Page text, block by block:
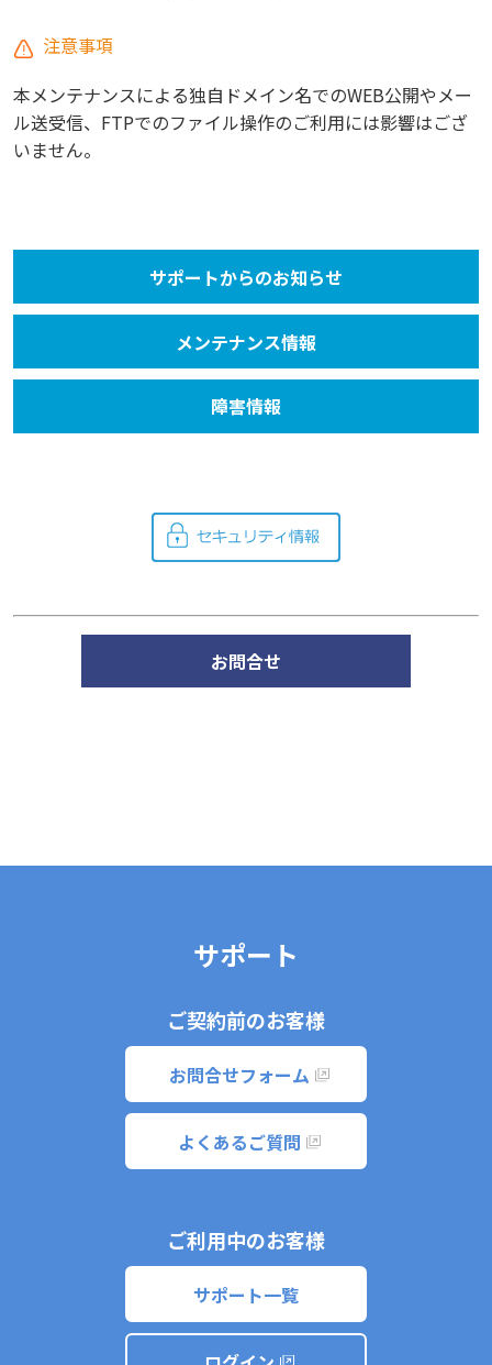
注意事項
本メンテナンスによる独自ドメイン名でのWEB公開やメー
ル送受信、FTPでのファイル操作のご利用には影響はござ
いません。
サポートからのお知らせ
メンテナンス情報
障害情報
お問合せ
サポート
ご契約前のお客様
お問合せフォーム
よくあるご質問
ご利用中のお客様
サポート一覧